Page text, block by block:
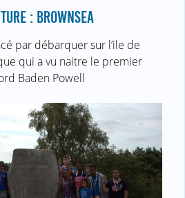
: BROWNSEA
par débarquer sur l’ile de
qui a vu naitre le premier
Baden Powell